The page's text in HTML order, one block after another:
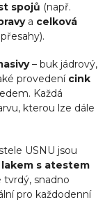
spojů (např.
a celková
– buk jádrový,
provedení cink
Každá
kterou lze dále
USNU jsou
s atestem
tvrdý, snadno
pro každodenní